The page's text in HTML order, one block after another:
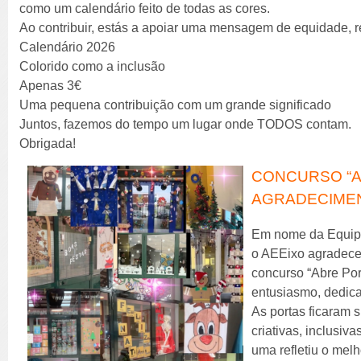
como um calendário feito de todas as cores.
Ao contribuir, estás a apoiar uma mensagem de equidade,
Calendário 2026
Colorido como a inclusão
Apenas 3€
Uma pequena contribuição com um grande significado
Juntos, fazemos do tempo um lugar onde TODOS contam.
Obrigada!
CONCURSO
Em nome da
o AEEixo
concurso “Abre
entusiasmo,
As portas ficaram
criativas,
uma refletiu o